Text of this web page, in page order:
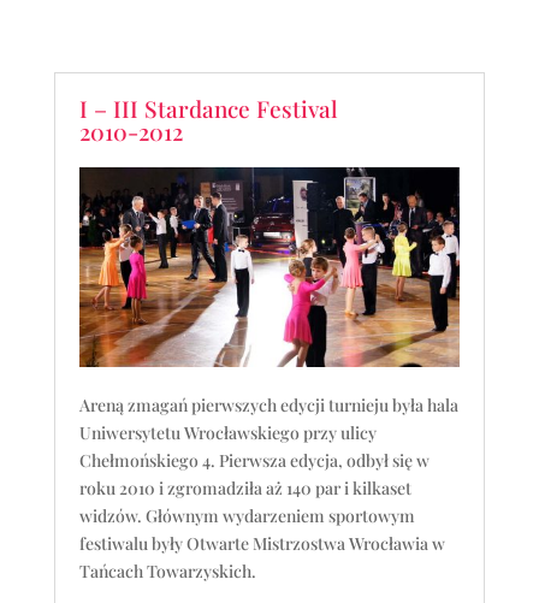
I – III Stardance Festival
2010-2012
Areną zmagań pierwszych edycji turnieju była hala
Uniwersytetu Wrocławskiego przy ulicy
Chełmońskiego 4. Pierwsza edycja, odbył się w
roku 2010 i zgromadziła aż 140 par i kilkaset
widzów. Głównym wydarzeniem sportowym
festiwalu były Otwarte Mistrzostwa Wrocławia w
Tańcach Towarzyskich.